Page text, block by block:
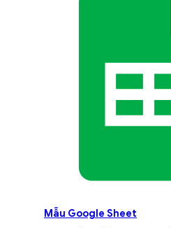
Mẫu Google Sheet